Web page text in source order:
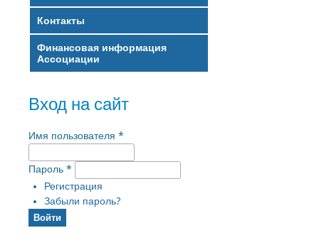
Контакты
Финансовая информация
Ассоциации
Вход на сайт
Имя пользователя *
Пароль *
Регистрация
Забыли пароль?